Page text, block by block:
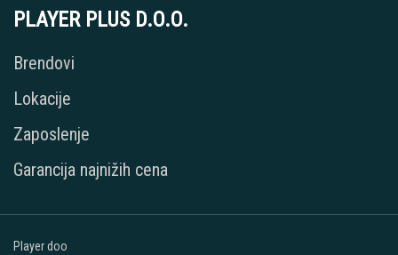
PLAYER PLUS D.O.O.
Brendovi
Lokacije
Zaposlenje
Garancija najnižih cena
Player doo